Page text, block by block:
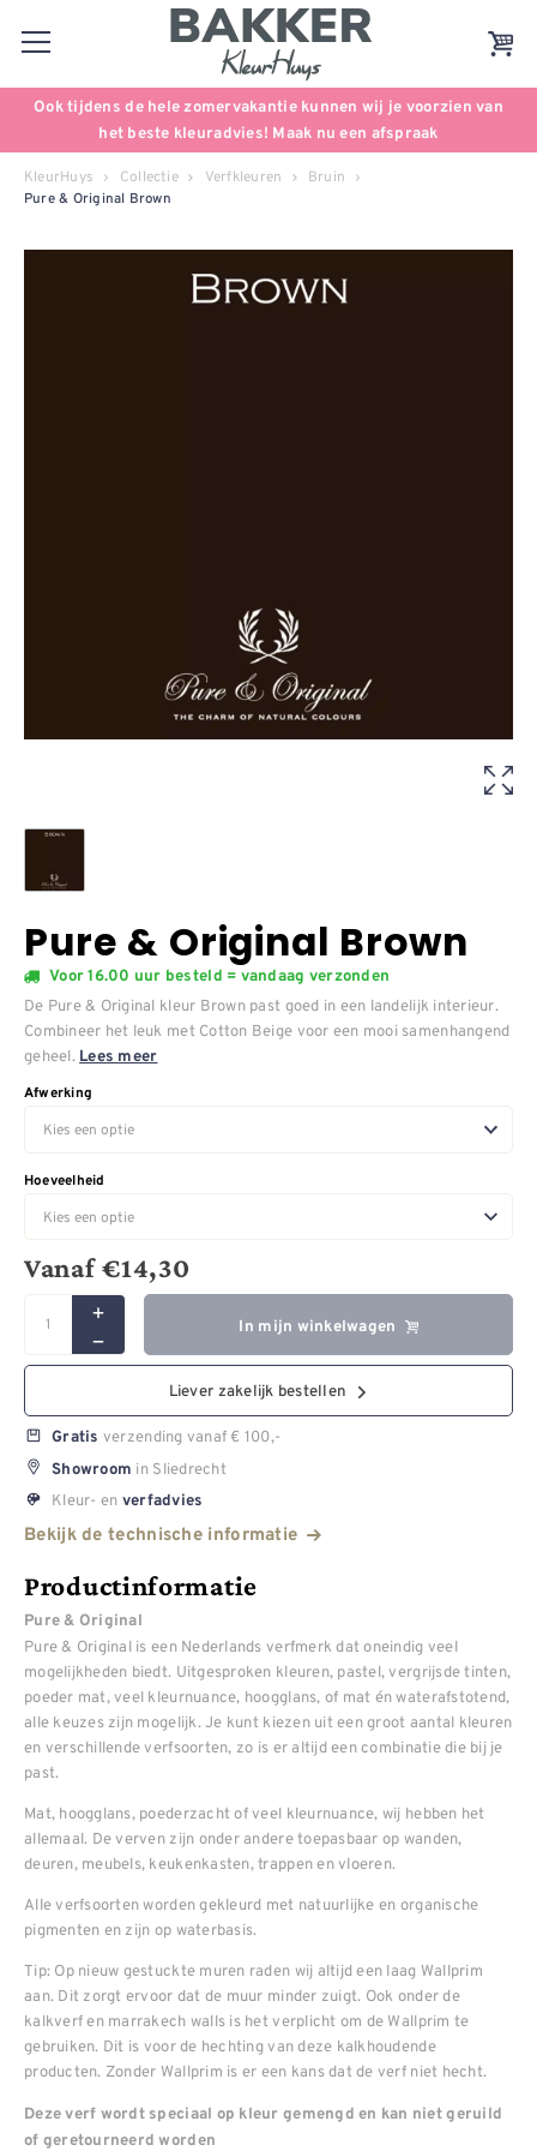
Ook tijdens de hele zomervakantie kunnen wij je voorzien van
het beste kleuradvies! Maak nu een afspraak
KleurHuys Collectie Verfkleuren Bruin
Pure & Original Brown
Pure & Original Brown
Voor 16.00 uur besteld = vandaag verzonden
De Pure & Original kleur Brown past goed in een landelijk interieur.
Combineer het leuk met Cotton Beige voor een mooi samenhangend
geheel. Lees meer
Afwerking
Hoeveelheid
Vanaf€14,30
In mijn winkelwagen
Liever zakelijk bestellen
Gratis verzending vanaf € 100,-
Showroom in Sliedrecht
Kleur- en verfadvies
Bekijk de technische informatie
Productinformatie
Pure & Original
Pure & Original is een Nederlands verfmerk dat oneindig veel
mogelijkheden biedt. Uitgesproken kleuren, pastel, vergrijsde tinten,
poeder mat, veel kleurnuance, hoogglans, of mat én waterafstotend,
alle keuzes zijn mogelijk. Je kunt kiezen uit een groot aantal kleuren
en verschillende verfsoorten, zo is er altijd een combinatie die bij je
past.
Mat, hoogglans, poederzacht of veel kleurnuance, wij hebben het
allemaal. De verven zijn onder andere toepasbaar op wanden,
deuren, meubels, keukenkasten, trappen en vloeren.
Alle verfsoorten worden gekleurd met natuurlijke en organische
pigmenten en zijn op waterbasis.
Tip: Op nieuw gestuckte muren raden wij altijd een laag Wallprim
aan. Dit zorgt ervoor dat de muur minder zuigt. Ook onder de
kalkverf en marrakech walls is het verplicht om de Wallprim te
gebruiken. Dit is voor de hechting van deze kalkhoudende
producten. Zonder Wallprim is er een kans dat de verf niet hecht.
Deze verf wordt speciaal op kleur gemengd en kan niet geruild
of geretourneerd worden